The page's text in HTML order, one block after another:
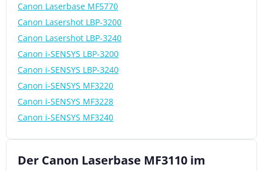
Canon Laserbase MF5770
Canon Lasershot LBP-3200
Canon Lasershot LBP-3240
Canon i-SENSYS LBP-3200
Canon i-SENSYS LBP-3240
Canon i-SENSYS MF3220
Canon i-SENSYS MF3228
Canon i-SENSYS MF3240
Der Canon Laserbase MF3110 im